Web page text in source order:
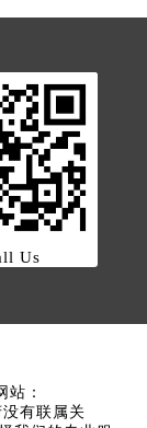
Us
站：
有联属关